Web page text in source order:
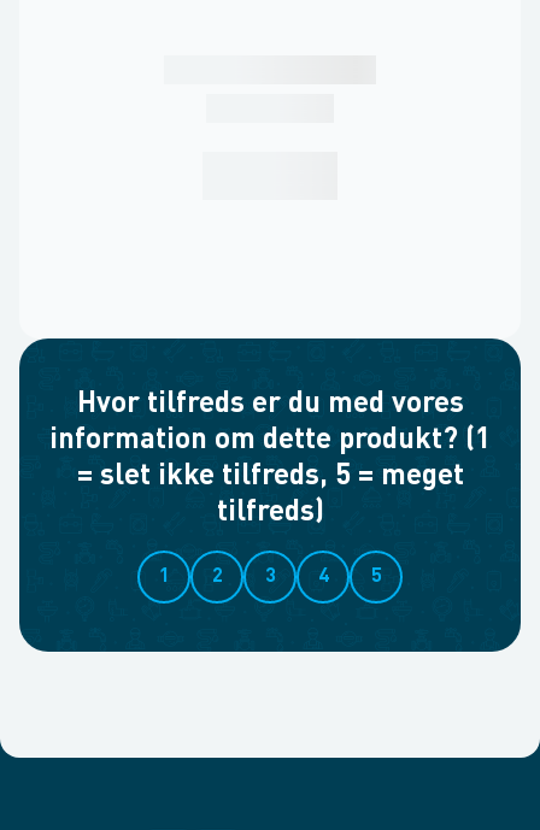
Hvor tilfreds er du med vores
information om dette produkt? (1
= slet ikke tilfreds, 5 = meget
tilfreds)
1 2 3 4 5